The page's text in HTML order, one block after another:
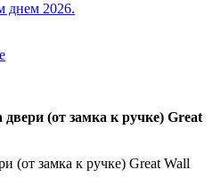
днем 2026.
двери (от замка к ручке) Great